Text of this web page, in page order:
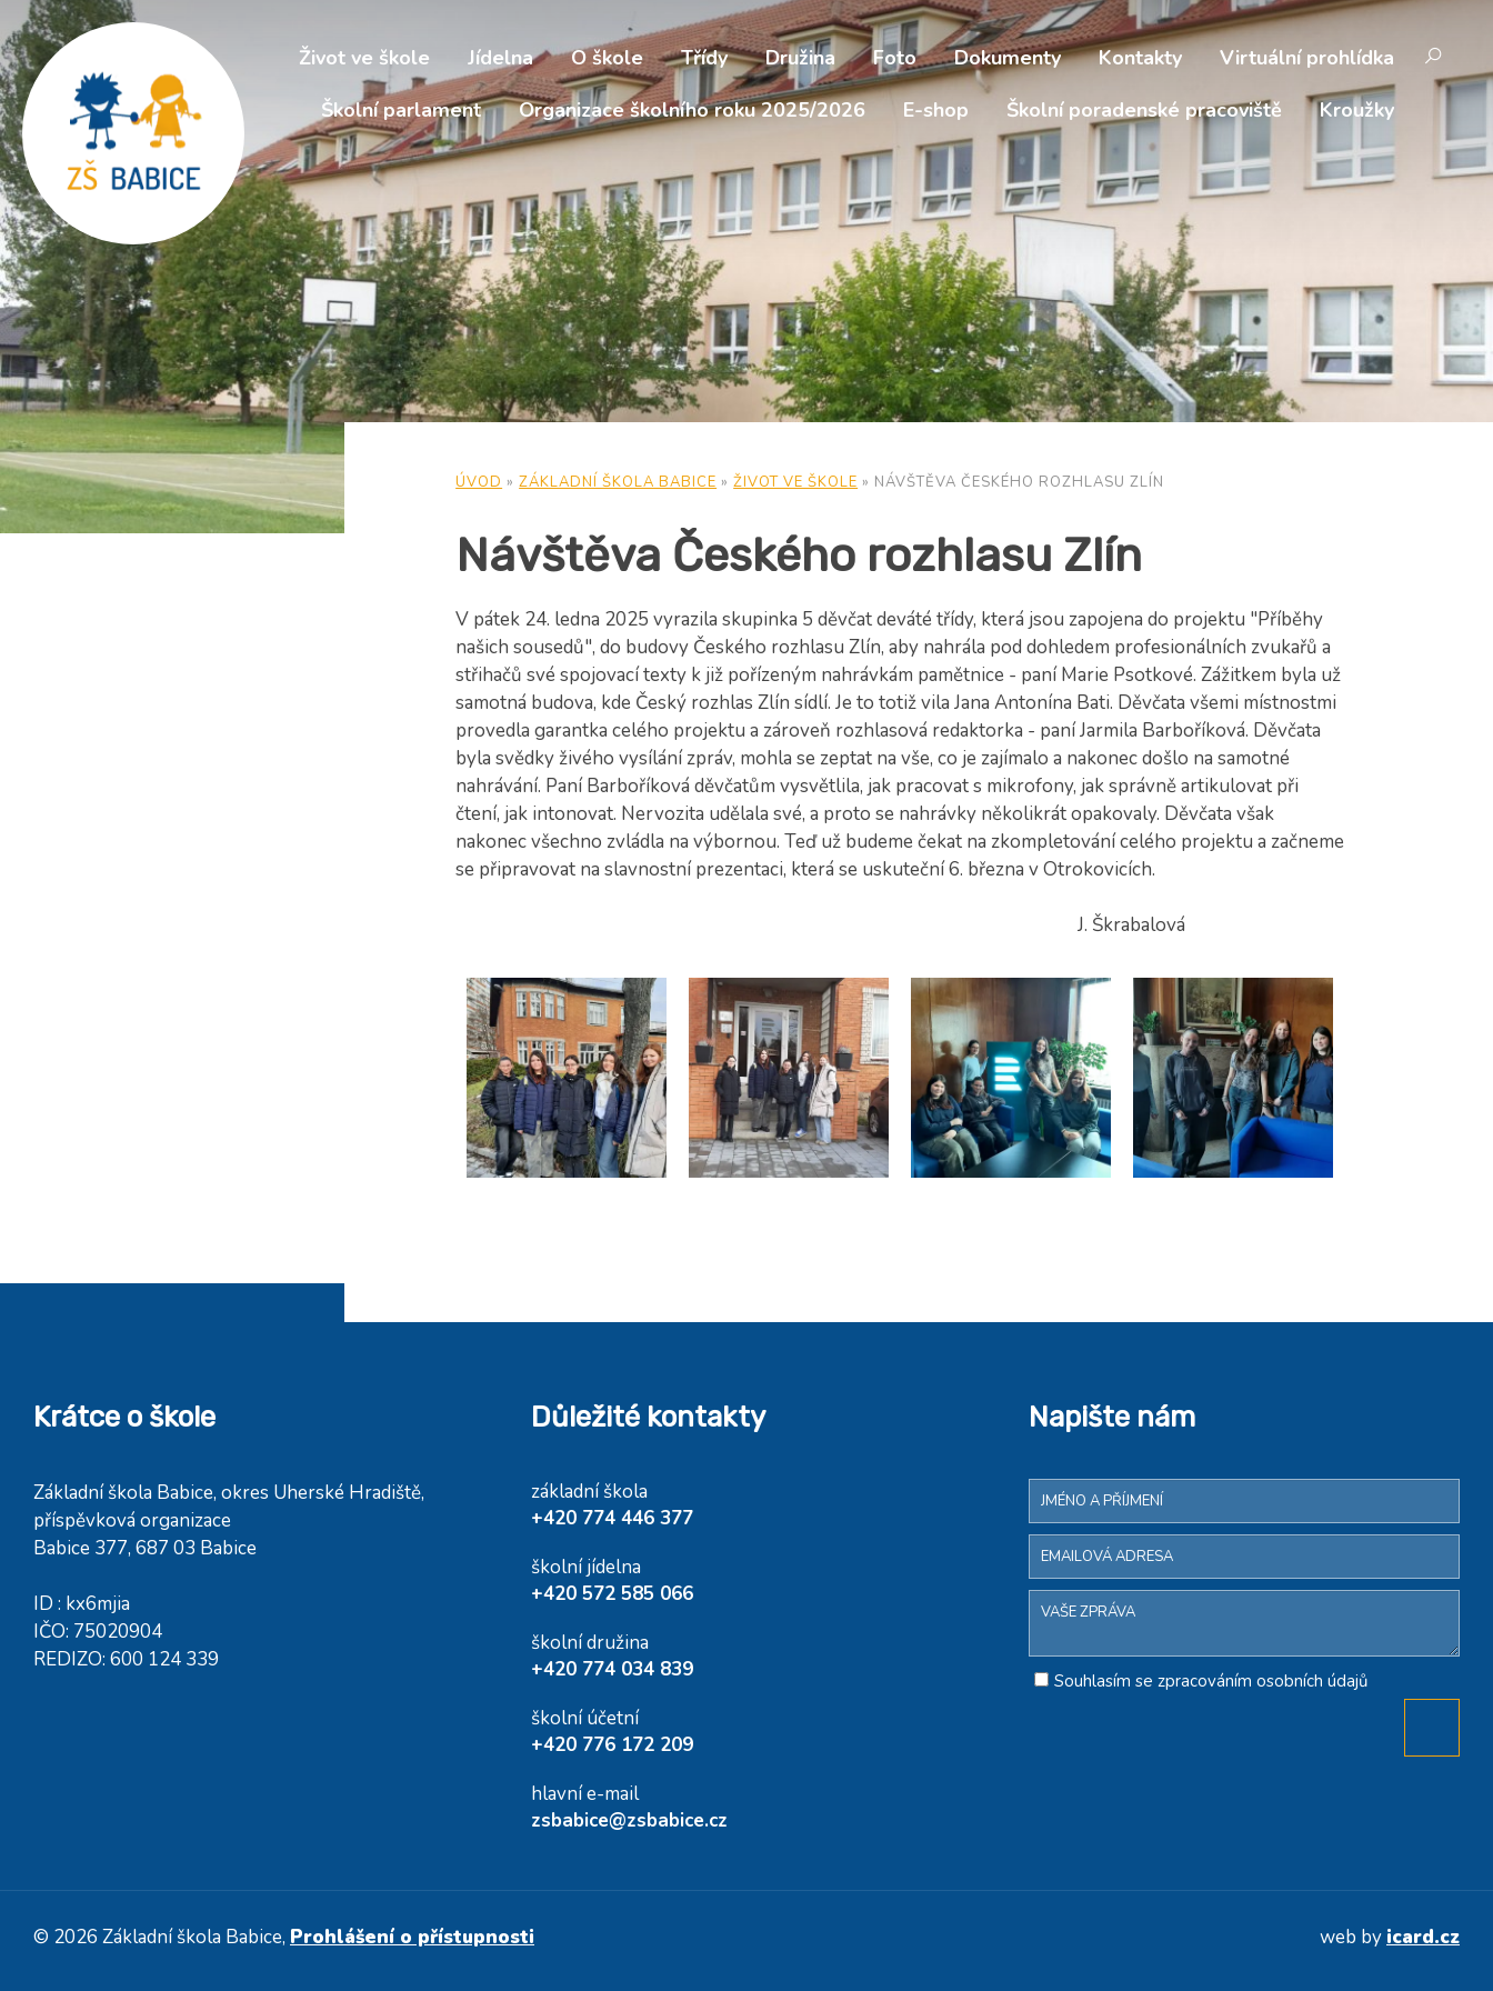
Život ve škole Jídelna O škole Třídy Družina Foto Dokumenty Kontakty
Virtuální prohlídka
Školní parlament
Organizace školního roku 2025/2026 E-shop Školní poradenské pracoviště Kroužky
ÚVOD » ZÁKLADNÍ ŠKOLA BABICE » ŽIVOT VE ŠKOLE » NÁVŠTĚVA ČESKÉHO ROZHLASU ZLÍN
Návštěva Českého rozhlasu Zlín
V pátek 24. ledna 2025 vyrazila skupinka 5 děvčat deváté třídy, která jsou zapojena do projektu "Příběhy
našich sousedů", do budovy Českého rozhlasu Zlín, aby nahrála pod dohledem profesionálních zvukařů a
střihačů své spojovací texty k již pořízeným nahrávkám pamětnice - paní Marie Psotkové. Zážitkem byla už
samotná budova, kde Český rozhlas Zlín sídlí. Je to totiž vila Jana Antonína Bati. Děvčata všemi místnostmi
provedla garantka celého projektu a zároveň rozhlasová redaktorka - paní Jarmila Barboříková. Děvčata
byla svědky živého vysílání zpráv, mohla se zeptat na vše, co je zajímalo a nakonec došlo na samotné
nahrávání. Paní Barboříková děvčatům vysvětlila, jak pracovat s mikrofony, jak správně artikulovat při
čtení, jak intonovat. Nervozita udělala své, a proto se nahrávky několikrát opakovaly. Děvčata však
nakonec všechno zvládla na výbornou. Teď už budeme čekat na zkompletování celého projektu a začneme
se připravovat na slavnostní prezentaci, která se uskuteční 6. března v Otrokovicích.
J. Škrabalová
Krátce o škole
Základní škola Babice, okres Uherské Hradiště,
příspěvková organizace
Babice 377, 687 03 Babice
ID : kx6mjia
IČO: 75020904
REDIZO: 600 124 339
Důležité kontakty
základní škola
+420 774 446 377
školní jídelna
+420 572 585 066
školní družina
+420 774 034 839
školní účetní
+420 776 172 209
hlavní e-mail
zsbabice@zsbabice.cz
Napište nám
Souhlasím se zpracováním osobních údajů
© 2026 Základní škola Babice, Prohlášení o přístupnosti web by icard.cz